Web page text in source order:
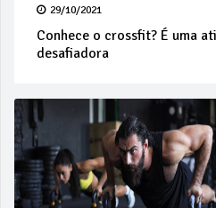
29/10/2021
Conhece o crossfit? É uma
desafiadora